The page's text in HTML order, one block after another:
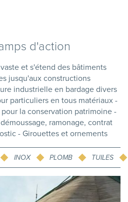
d'action
et s'étend des bâtiments
jusqu'aux constructions
industrielle en bardage divers
particuliers en tous matériaux -
la conservation patrimoine -
ramonage, contrat
- Girouettes et ornements
INOX PLOMB TUILES